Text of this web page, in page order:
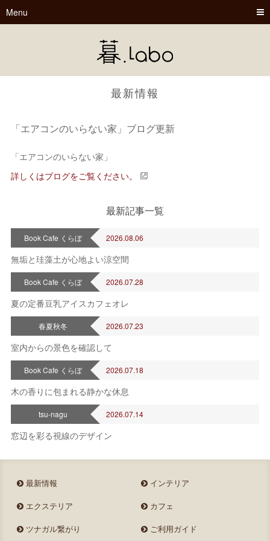
Menu
最新情報
「エアコンのいらない家」ブログ更新
Book Cafe くらぼ
2026年 8月
2 3 4 5 6 7 8
9 10 11 12 13 14
19 20 21
23 24 25 26 27 28 29
30 31
「エアコンのいらない家」
詳しくはブログをご覧ください。
最新記事一覧
Book Cafe くらぼ 2026.08.06
無垢と珪藻土が心地よい涼空間
Book Cafe くらぼ 2026.07.28
夏の定番豆乳アイスカフェオレ
春夏秋冬 2026.07.23
室内からの景色を確認して
Book Cafe くらぼ 2026.07.18
木の香りに包まれる静かな休息
tsu-nagu 2026.07.14
窓辺を彩る視線のデザイン
最新情報
インテリア
エクステリア
カフェ
ツナガル繋がり
ご利用ガイド